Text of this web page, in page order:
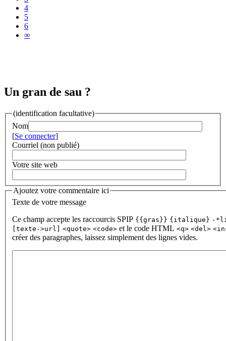
4
5
6
∞
Un gran de sau ?
(identification facultative)
Nom
[Se connecter]
Courriel (non publié)
Votre site web
Ajoutez votre commentaire ici
Texte de votre message
Ce champ accepte les raccourcis SPIP {{gras}} {italique} -
[texte->url]
<quote> <code> et le code HTML <q> <del>
créer des paragraphes, laissez simplement des lignes vides.